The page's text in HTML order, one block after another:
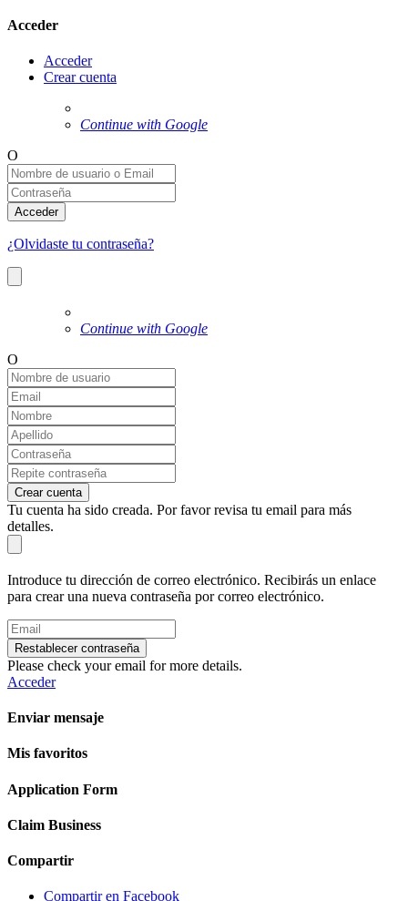
Acceder
Acceder
Crear cuenta
Continue with Google
O
Acceder
¿Olvidaste tu contraseña?
Continue with Google
O
Crear cuenta
Tu cuenta ha sido creada. Por favor revisa tu email para más
detalles.
Introduce tu dirección de correo electrónico. Recibirás un enlace
para crear una nueva contraseña por correo electrónico.
Restablecer contraseña
Please check your email for more details.
Acceder
Enviar mensaje
Mis favoritos
Application Form
Claim Business
Compartir
Compartir en Facebook